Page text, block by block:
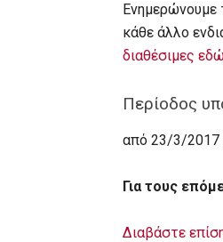
Ενημερώνουμε
κάθε άλλο
διαθέσιμες
Περίοδος
από 23/3/
Για τους
Διαβάστε